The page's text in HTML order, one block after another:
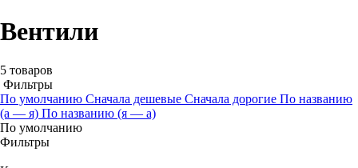
Вентили
5 товаров
Фильтры
По умолчанию Сначала дешевые Сначала дорогие По названию
(а — я) По названию (я — а)
По умолчанию
Фильтры